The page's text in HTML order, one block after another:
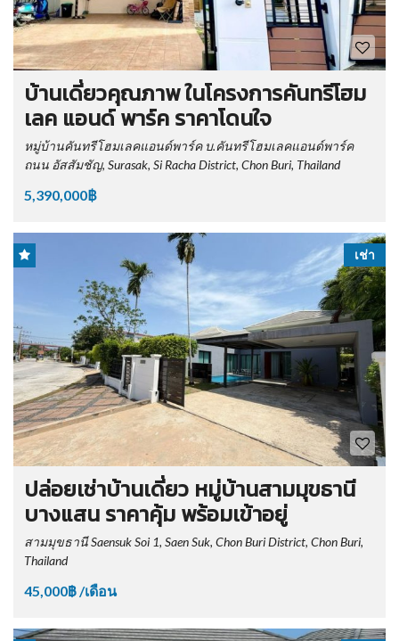
บ้านเดี่ยวคุณภาพ ในโครงการคันทรีโฮม
เลค แอนด์ พาร์ค ราคาโดนใจ
หมู่บ้านคันทรีโฮมเลคแอนด์พาร์ค บ.คันทรีโฮมเลคแอนด์พาร์ค
ถนน อัสสัมชัญ, Surasak, Si Racha District, Chon Buri, Thailand
5,390,000฿
เช่า
ปล่อยเช่าบ้านเดี่ยว หมู่บ้านสามมุขธานี
บางแสน ราคาคุ้ม พร้อมเข้าอยู่
สามมุขธานี Saensuk Soi 1, Saen Suk, Chon Buri District, Chon Buri,
Thailand
45,000฿ /เดือน